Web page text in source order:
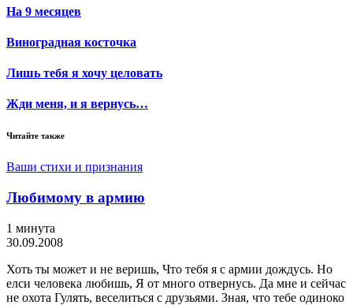
На 9 месяцев
Виноградная косточка
Лишь тебя я хочу целовать
Жди меня, и я вернусь…
Читайте также
Ваши стихи и признания
Любимому в армию
1 минута
30.09.2008
Хоть ты может и не веришь, Что тебя я с армии дождусь. Но
елси человека любишь, Я от много отвернусь. Да мне и сейчас
не охота Гулять, веселиться с друзьями. Зная, что тебе одиноко